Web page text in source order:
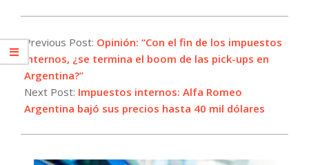
02-
10
Previous Post: Opinión: “Con el fin de los impuestos
internos, ¿se termina el boom de las pick-ups en
Argentina?”
Next Post: Impuestos internos: Alfa Romeo
Argentina bajó sus precios hasta 40 mil dólares